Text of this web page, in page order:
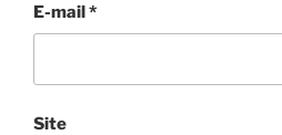
E-mail*
Site